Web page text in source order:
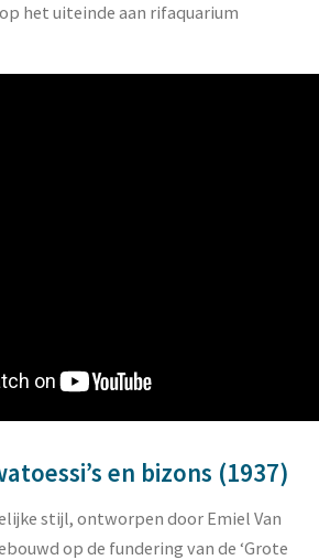
het uiteinde aan rifaquarium
en bizons (1937)
stijl, ontworpen door Emiel Van
op de fundering van de ‘Grote